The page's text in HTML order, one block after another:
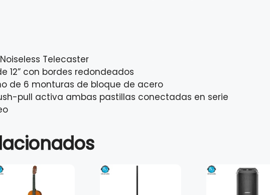
Telecaster
12” con bordes redondeados
de 6 monturas de bloque de acero
pull activa ambas pastillas conectadas en serie